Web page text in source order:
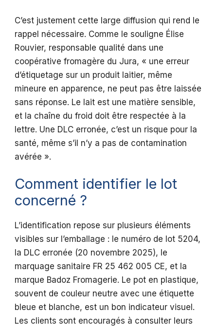
C’est justement cette large diffusion qui rend le
rappel nécessaire. Comme le souligne Élise
Rouvier, responsable qualité dans une
coopérative fromagère du Jura, « une erreur
d’étiquetage sur un produit laitier, même
mineure en apparence, ne peut pas être laissée
sans réponse. Le lait est une matière sensible,
et la chaîne du froid doit être respectée à la
lettre. Une DLC erronée, c’est un risque pour la
santé, même s’il n’y a pas de contamination
avérée ».
Comment identifier le lot
concerné ?
L’identification repose sur plusieurs éléments
visibles sur l’emballage : le numéro de lot 5204,
la DLC erronée (20 novembre 2025), le
marquage sanitaire FR 25 462 005 CE, et la
marque Badoz Fromagerie. Le pot en plastique,
souvent de couleur neutre avec une étiquette
bleue et blanche, est un bon indicateur visuel.
Les clients sont encouragés à consulter leurs